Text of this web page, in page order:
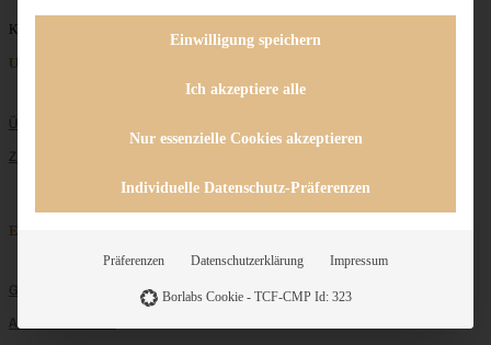
Keine Beiträge gefunden
Unternehmen
ÜBER MICH
ZUSAMMENARBEIT
Entdecken
GRUNDLAGEN
ALLE REZEPTE
Einwilligung speichern
Ich akzeptiere alle
Nur essenzielle Cookies akzeptieren
Individuelle Datenschutz-Präferenzen
Präferenzen Datenschutzerklärung Impressum
Borlabs Cookie - TCF-CMP Id: 323